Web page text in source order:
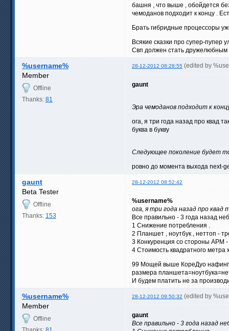
башня , что выше , обойдется
чемоданов подходит к концу .
Брать гибридные процессоры
Всякие сказки про супер-пупер
Свп должен стать дружелюбным
%username% 28-12-2012 08:28:55 (edited by
Member
Offline
Thanks: 81
gaunt
Эра чемоданов подходит к
ога, я три года назад про квад
буква в букву
Следующее поколение будет
ровно до момента выхода next-
gaunt 28-12-2012 08:52:42
Beta Tester
Offline
Thanks: 153
%username%
ога, я три года назад про квад
Все правильно - 3 года назад
1 Снижение потребления .
2 Планшет , ноутбук , неттоп -
3 Конкуренция со стороны АРМ
4 Стоимость квадратного метра
99 Мощей выше КореДуо нафинг
размера
И будем платить не за
%username% 28-12-2012 09:50:32 (edited by
Member
Offline
gaunt
Все правильно - 3 года назад